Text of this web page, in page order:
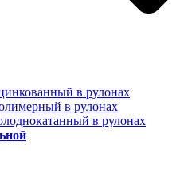
в рулонах
в рулонах
в рулонах